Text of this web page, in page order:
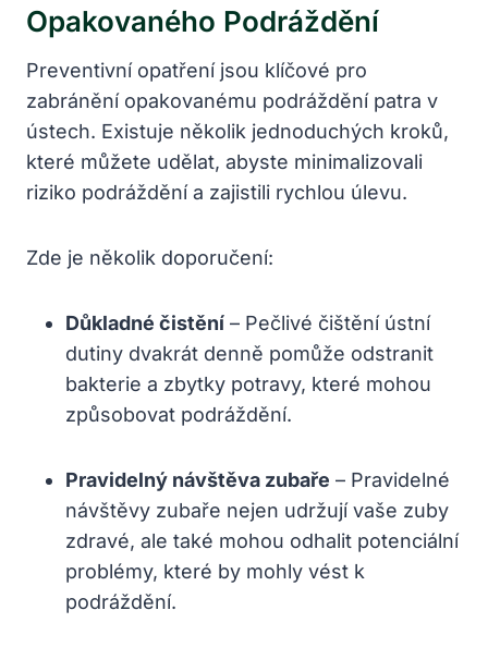
Opakovaného Podráždění
Preventivní opatření jsou klíčové pro
zabránění opakovanému podráždění patra v
ústech. Existuje několik jednoduchých kroků,
které můžete udělat, abyste minimalizovali
riziko podráždění a zajistili rychlou úlevu.
Zde je několik doporučení:
Důkladné čistění – Pečlivé čištění ústní
dutiny dvakrát denně pomůže odstranit
bakterie a zbytky potravy, které mohou
způsobovat podráždění.
Pravidelný návštěva zubaře – Pravidelné
návštěvy zubaře nejen udržují vaše zuby
zdravé, ale také mohou odhalit potenciální
problémy, které by mohly vést k
podráždění.